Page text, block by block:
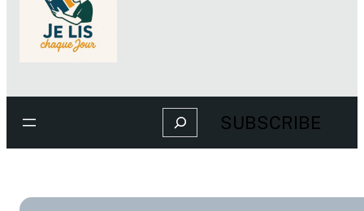
Search SUBSCRIBE